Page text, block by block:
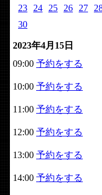
23
24 25 26 27
30
2023年4月15日
09:00 予約をする
10:00 予約をする
11:00 予約をする
12:00 予約をする
13:00 予約をする
14:00 予約をする